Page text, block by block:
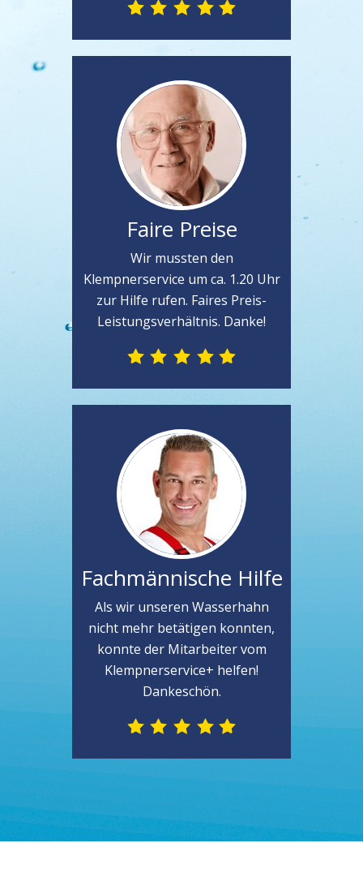
Faire Preise
Wir mussten den
Klempnerservice um ca. 1.20 Uhr
zur Hilfe rufen. Faires Preis-
Leistungsverhältnis. Danke!
Fachmännische Hilfe
Als wir unseren Wasserhahn
nicht mehr betätigen konnten,
konnte der Mitarbeiter vom
Klempnerservice+ helfen!
Dankeschön.